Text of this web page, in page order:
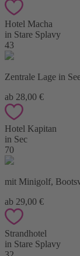
Hotel Macha
in Stare Splavy
43
Zentrale Lage in
ab 28,00 €
Hotel Kapitan
in Sec
70
mit Minigolf,
ab 29,00 €
Strandhotel
in Stare Splavy